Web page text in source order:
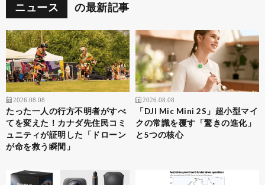
ニュース の最新記事
2026.08.08
たった一人の行方不明者がすべ
てを変えた！カナダ先住民コミ
ュニティが証明した「ドローン
が命を救う瞬間」
2026.08.08
「DJI Mic Mini 2S」超小型マイ
クの常識を覆す「驚きの進化」
と5つの核心